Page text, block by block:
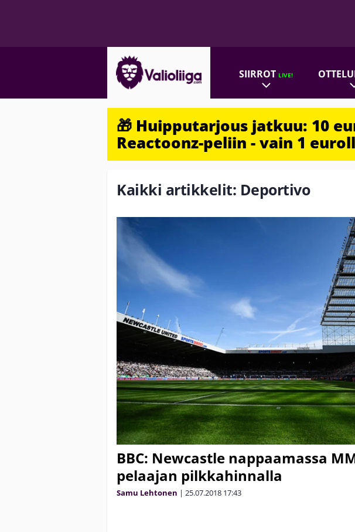
SIIRROTLIVE!
🎁 Huipputarjous jatkuu: 10
Reactoonz-peliin - vain 1
Kaikki artikkelit: Deportivo
BBC: Newcastle nappaamassa
pelaajan pilkkahinnalla
Samu Lehtonen | 25.07.2018 17:43